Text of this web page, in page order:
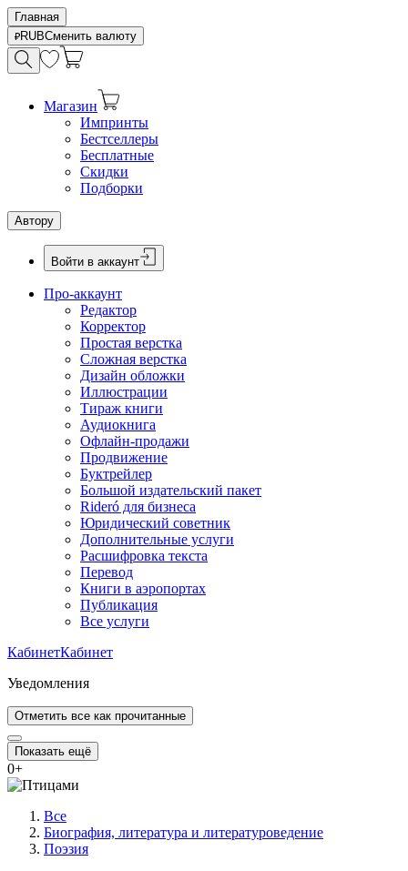
Главная
RUBСменить валюту
Магазин
Импринты
Бестселлеры
Бесплатные
Скидки
Подборки
Автору
Войти в аккаунт
Про-аккаунт
Редактор
Корректор
Простая верстка
Сложная верстка
Дизайн обложки
Иллюстрации
Тираж книги
Аудиокнига
Офлайн-продажи
Продвижение
Буктрейлер
Большой издательский пакет
Rideró для бизнеса
Юридический советник
Дополнительные услуги
Расшифровка текста
Перевод
Книги в аэропортах
Публикация
Все услуги
КабинетКабинет
Уведомления
Отметить все как прочитанные
Показать ещё
0+
Все
Биография, литература и литературоведение
Поэзия